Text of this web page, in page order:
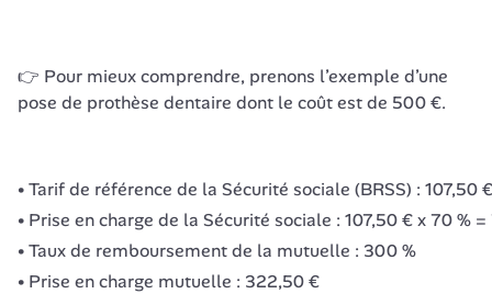
👉 Pour mieux comprendre, prenons l’exemple d’une
pose de prothèse dentaire dont le coût est de 500 €.
Tarif de référence de la Sécurité sociale (BRSS) : 107,50 €
Prise en charge de la Sécurité sociale : 107,50 € x 70 %
Taux de remboursement de la mutuelle : 300 %
Prise en charge mutuelle : 322,50 €